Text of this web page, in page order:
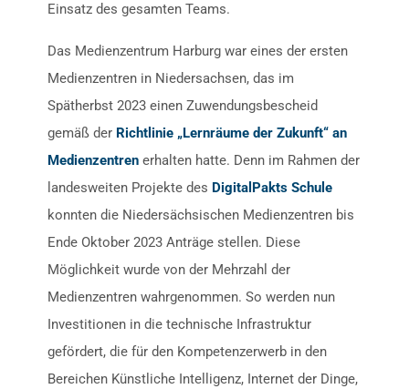
Einsatz des gesamten Teams.
Das Medienzentrum Harburg war eines der ersten
Medienzentren in Niedersachsen, das im
Spätherbst 2023 einen Zuwendungsbescheid
gemäß der Richtlinie „Lernräume der Zukunft“ an
Medienzentren erhalten hatte. Denn im Rahmen der
landesweiten Projekte des DigitalPakts Schule
konnten die Niedersächsischen Medienzentren bis
Ende Oktober 2023 Anträge stellen. Diese
Möglichkeit wurde von der Mehrzahl der
Medienzentren wahrgenommen. So werden nun
Investitionen in die technische Infrastruktur
gefördert, die für den Kompetenzerwerb in den
Bereichen Künstliche Intelligenz, Internet der Dinge,